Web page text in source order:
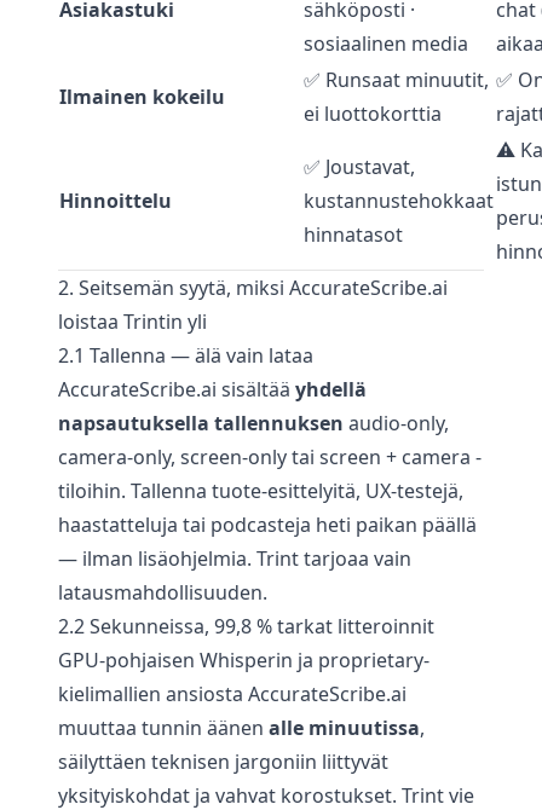
Asiakastuki
sähköposti ·
sosiaalinen media
chat
Ilmainen kokeilu
✅ Runsaat minuutit,
ei luottokorttia
✅
Hinnoittelu
✅ Joustavat,
kustannustehokkaat
hinnatasot
⚠️
2. Seitsemän syytä, miksi AccurateScribe.ai
loistaa Trintin yli
2.1 Tallenna — älä vain lataa
AccurateScribe.ai sisältää yhdellä
napsautuksella tallennuksen audio-only,
camera-only, screen-only tai screen + camera -
tiloihin. Tallenna tuote-esittelyitä, UX-testejä,
haastatteluja tai podcasteja heti paikan päällä
— ilman lisäohjelmia. Trint tarjoaa vain
latausmahdollisuuden.
2.2 Sekunneissa, 99,8 % tarkat litteroinnit
GPU-pohjaisen Whisperin ja proprietary-
kielimallien ansiosta AccurateScribe.ai
muuttaa tunnin äänen alle minuutissa,
säilyttäen teknisen jargoniin liittyvät
yksityiskohdat ja vahvat korostukset. Trint vie